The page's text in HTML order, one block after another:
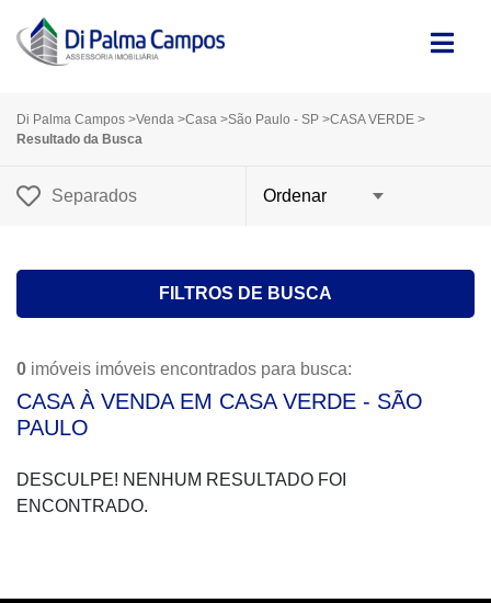
Di Palma Campos >Venda >Casa >São Paulo - SP >CASA VERDE >
Resultado da Busca
Separados
FILTROS DE BUSCA
0 imóveis imóveis encontrados para busca:
CASA À VENDA EM CASA VERDE - SÃO
PAULO
DESCULPE! NENHUM RESULTADO FOI
ENCONTRADO.